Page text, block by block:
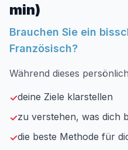
min)
Brauchen Sie ein
Französisch?
Während dieses
✓deine Ziele klarstellen
✓zu verstehen, was dich
✓die beste Methode für